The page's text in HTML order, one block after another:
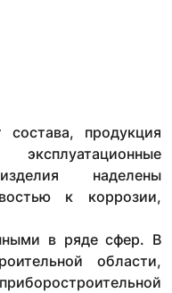
продукция
наделены
к коррозии,
в ряде сфер. В
области,